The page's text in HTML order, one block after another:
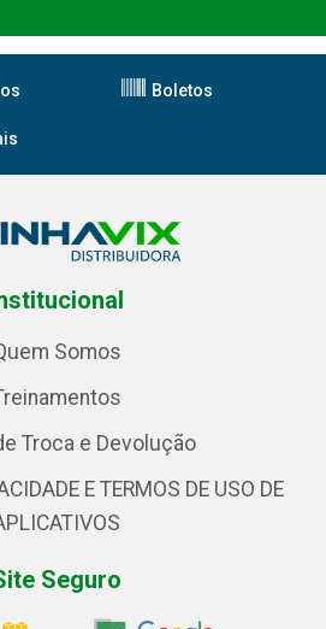
Boletos
Somos
Troca e Devolução
E TERMOS DE USO DE
Seguro